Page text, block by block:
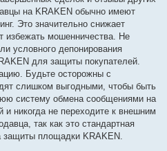
на KRAKEN обычно имеют
Это значительно снижает
избежать мошенничества. Не
условного депонирования
для защиты покупателей.
Будьте осторожны с
слишком выгодными, чтобы быть
систему обмена сообщениями на
и никогда не переходите к внешним
так как это стандартная
защиты площадки KRAKEN.